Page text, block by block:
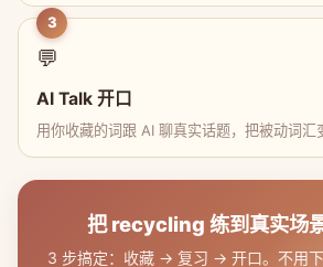
3
💬
AI Talk 开口
用你收藏的词跟 AI 聊真实话题，把被动词汇
把 recycling 练到真实场
3 步搞定：收藏 → 复习 → 开口。不用